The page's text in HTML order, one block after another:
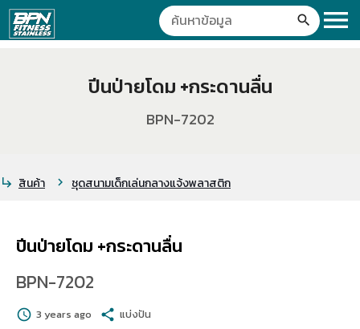
menu
search
ปีนป่ายโดม +กระดานลื่น
BPN-7202
subdirectory_arrow_right สินค้า chevron_right ชุดสนามเด็กเล่นกลางแจ้งพลาสติก
ปีนป่ายโดม +กระดานลื่น
BPN-7202
schedule 3 years ago share แบ่งปัน